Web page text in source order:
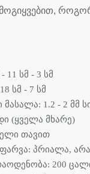
11 სმ - 3 სმ
სმ - 7 სმ
1.2 - 2 მმ
(ყველა მხარე)
თავით
პრიალა,
200